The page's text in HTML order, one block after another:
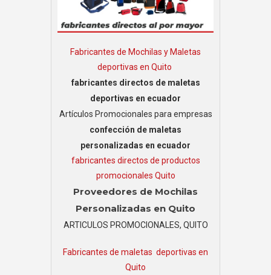
Fabricantes de Mochilas y Maletas
deportivas en Quito
fabricantes directos de maletas
deportivas en ecuador
Artículos Promocionales para empresas
confección de maletas
personalizadas en ecuador
fabricantes directos de productos
promocionales Quito
Proveedores de Mochilas
Personalizadas en Quito
ARTICULOS PROMOCIONALES, QUITO
Fabricantes de maletas deportivas en
Quito